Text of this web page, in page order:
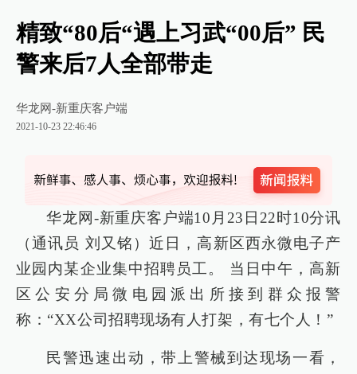
精致“80后“遇上习武“00后” 民
警来后7人全部带走
华龙网-新重庆客户端
2021-10-23 22:46:46
华龙网-新重庆客户端10月23日22时10分讯
（通讯员 刘又铭）近日，高新区西永微电子产
业园内某企业集中招聘员工。 当日中午，高新
区公安分局微电园派出所接到群众报警
称：“XX公司招聘现场有人打架，有七个人！”
民警迅速出动，带上警械到达现场一看，